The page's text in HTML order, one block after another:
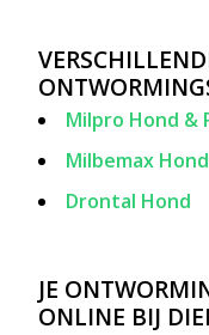
Milpro Hond &
Milbemax
Drontal Hond
JE
ONLINE BIJ